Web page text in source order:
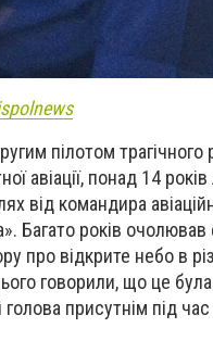
пілотом трагічного
авіації, понад 14 років
командира
Багато років очолював
про відкрите небо в
говорили, що це
присутнім під